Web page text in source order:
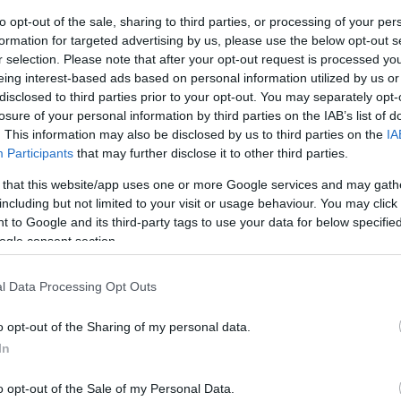
opt-out of the sale, sharing to third parties, or processing of your
for targeted advertising by us, please use the below opt-out
selection. Please note that after your opt-out request is processed
interest-based ads based on personal information utilized by us
to third parties prior to your opt-out. You may separately
of your personal information by third parties on the IAB’s list of
This information may also be disclosed by us to third parties on the
Participants that may further disclose it to other third parties.
that this website/app uses one or more Google services and may
but not limited to your visit or usage behaviour. You may
to Google and its third-party tags to use your data for below
consent section.
Data Processing Opt Outs
opt-out of the Sharing of my personal data.
opt-out of the Sale of my Personal Data.
info@eurohoops.net
Tras ser baja de la lista de lesionados
delOlympiacos, Shaquielle McKissic
está disponible para el entrenador
Giorgos Bartzokas.
El escolta de 35 años aún no ha
disputado la temporada 2025-26 en
ninguna de las competiciones, pero se
de la fase regular de la Euroliga, frente al
el viernes.
Thomas Walkup en la tercera jornada de la
Grecia el domingo, el jugador de Arizona
del equipo el martes.